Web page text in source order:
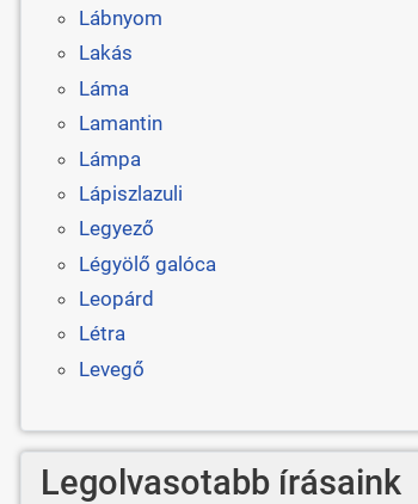
Lábnyom
Lakás
Láma
Lamantin
Lámpa
Lápiszlazuli
Legyező
Légyölő galóca
Leopárd
Létra
Levegő
Legolvasotabb írásaink